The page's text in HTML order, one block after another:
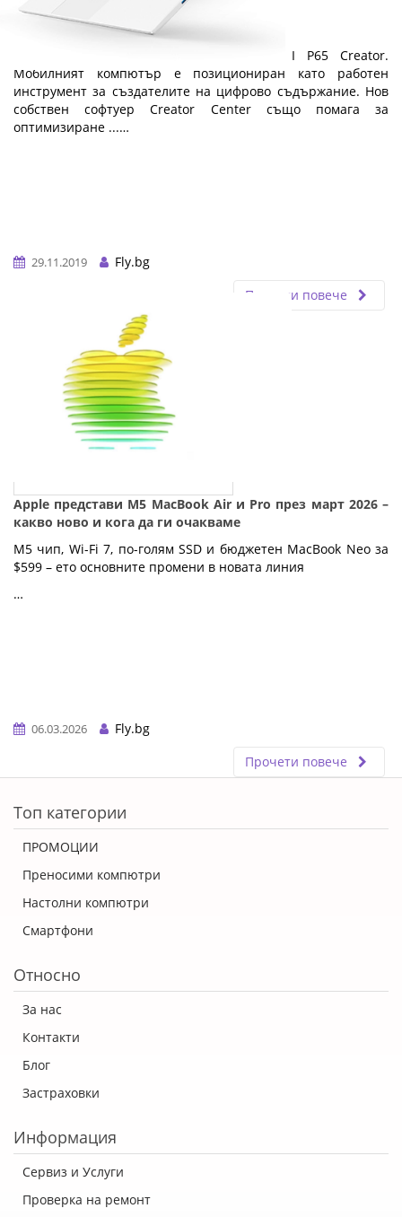
Представяме ви елегантния лаптоп MSI P65 Creator.
Мобилният компютър е позициониран като работен
инструмент за създателите на цифрово съдържание. Нов
собствен софтуер Creator Center също помага за
оптимизиране ...…
29.11.2019
Fly.bg
Прочети повече
Apple представи M5 MacBook Air и Pro през март 2026 –
какво ново и кога да ги очакваме
M5 чип, Wi-Fi 7, по-голям SSD и бюджетен MacBook Neo за
$599 – ето основните промени в новата линия
…
06.03.2026
Fly.bg
Прочети повече
Топ категории
ПРОМОЦИИ
Преносими компютри
Настолни компютри
Смартфони
Относно
За нас
Контакти
Блог
Застраховки
Информация
Сервиз и Услуги
Проверка на ремонт